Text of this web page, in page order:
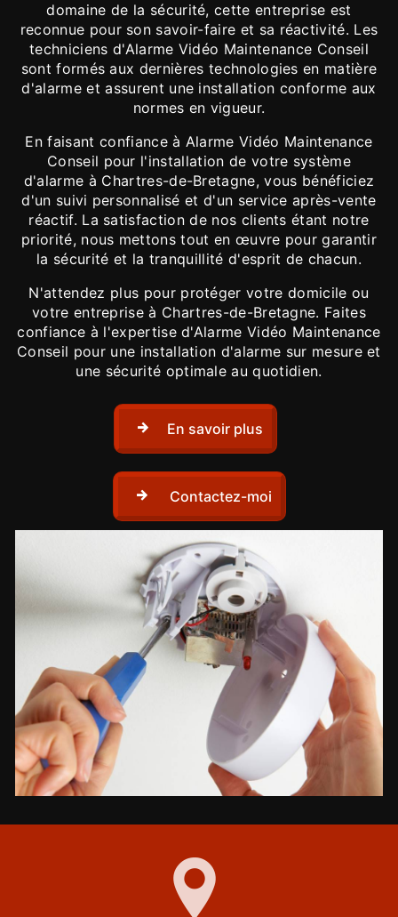
domaine de la sécurité, cette entreprise est
reconnue pour son savoir-faire et sa réactivité. Les
techniciens d'Alarme Vidéo Maintenance Conseil
sont formés aux dernières technologies en matière
d'alarme et assurent une installation conforme aux
normes en vigueur.
En faisant confiance à Alarme Vidéo Maintenance
Conseil pour l'installation de votre système
d'alarme à Chartres-de-Bretagne, vous bénéficiez
d'un suivi personnalisé et d'un service après-vente
réactif. La satisfaction de nos clients étant notre
priorité, nous mettons tout en œuvre pour garantir
la sécurité et la tranquillité d'esprit de chacun.
N'attendez plus pour protéger votre domicile ou
votre entreprise à Chartres-de-Bretagne. Faites
confiance à l'expertise d'Alarme Vidéo Maintenance
Conseil pour une installation d'alarme sur mesure et
une sécurité optimale au quotidien.
En savoir plus
Contactez-moi